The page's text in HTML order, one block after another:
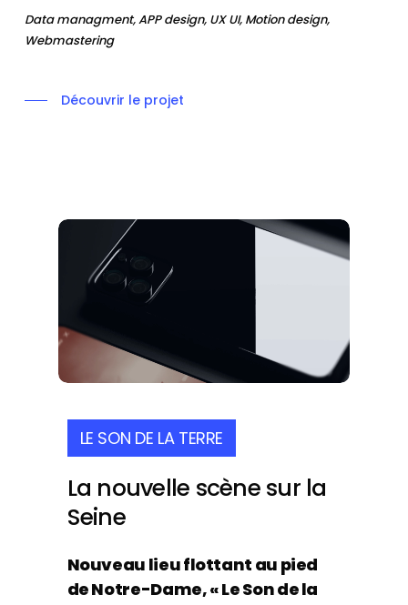
Data managment, APP design, UX UI, Motion design,
Webmastering
Découvrir le projet
LE SON DE LA TERRE
La nouvelle scène sur la
Seine
Nouveau lieu flottant au pied
de Notre-Dame, « Le Son de la